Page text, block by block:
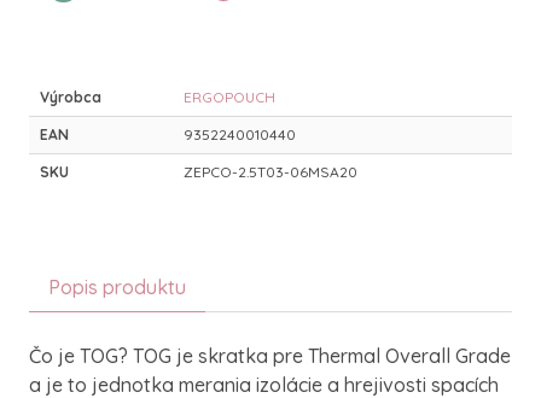
Výrobca ERGOPOUCH
EAN 9352240010440
SKU ZEPCO-2.5T03-06MSA20
Popis produktu
Čo je TOG? TOG je skratka pre Thermal Overall Grade
a je to jednotka merania izolácie a hrejivosti spacích